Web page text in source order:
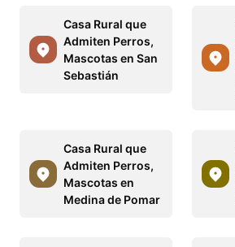
Casa Rural que
Admiten Perros,
Mascotas en San
Sebastián
Casa Rural que
Admiten Perros,
Mascotas en
Medina de Pomar